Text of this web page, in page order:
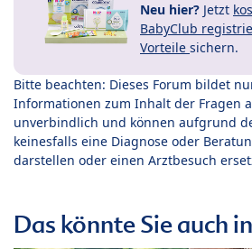
Neu hier? Jetzt
BabyClub
Vorteile sichern.
Bitte beachten: Dieses Forum bildet
Informationen zum Inhalt der Fragen
unverbindlich und können aufgrund
keinesfalls eine Diagnose oder
darstellen oder einen Arztbesuch
Das könnte Sie auch